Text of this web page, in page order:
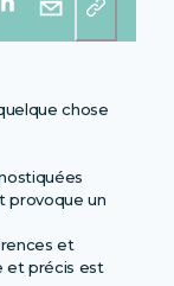
chose
provoque un
et
et précis est